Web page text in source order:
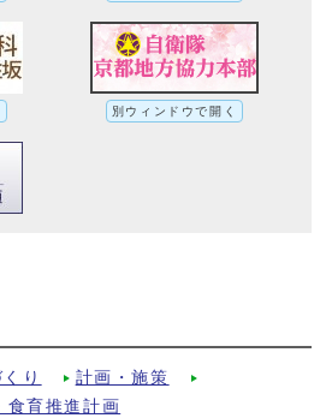
別ウィンドウで開く
り
計画・施策
食育推進計画